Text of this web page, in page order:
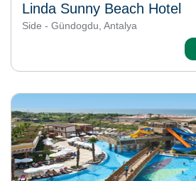
Linda Sunny Beach Hotel
Side - Gündogdu, Antalya